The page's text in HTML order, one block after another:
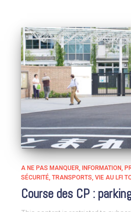
A NE PAS MANQUER INFORMATION
SÉCURITÉ TRANSPORTS VIE AU LFI
Course des CP :